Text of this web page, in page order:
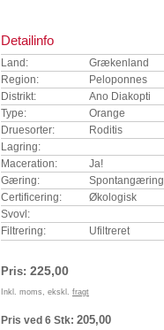
Detailinfo
Land:
Grækenland
Region:
Peloponnes
Distrikt:
Ano Diakopti
Type:
Orange
Druesorter:
Roditis
Lagring:
Maceration:
Ja!
Gæring:
Spontangæring
Certificering:
Økologisk
Svovl:
Filtrering:
Ufiltreret
Pris: 225,00
Inkl. moms, ekskl. fragt
Pris ved 6 Stk: 205,00